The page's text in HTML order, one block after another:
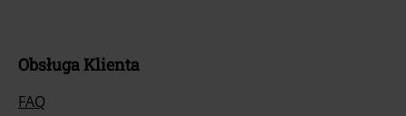
Obsługa Klienta
FAQ